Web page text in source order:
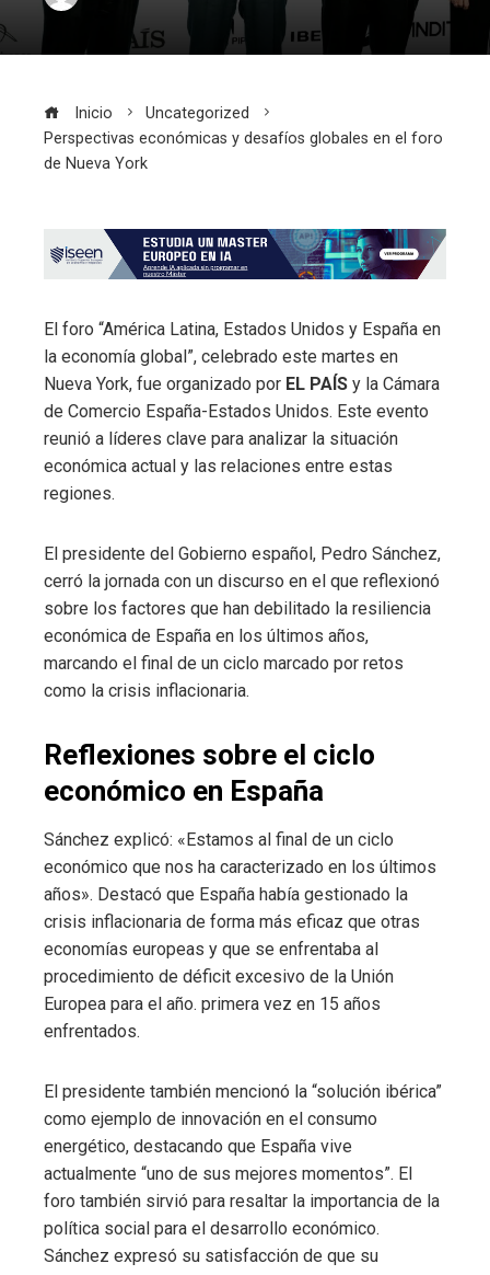
Inicio
Uncategorized
Perspectivas económicas y desafíos globales en el foro
de Nueva York
El foro “América Latina, Estados Unidos y España en
la economía global”, celebrado este martes en
Nueva York, fue organizado por EL PAÍS y la Cámara
de Comercio España-Estados Unidos. Este evento
reunió a líderes clave para analizar la situación
económica actual y las relaciones entre estas
regiones.
El presidente del Gobierno español, Pedro Sánchez,
cerró la jornada con un discurso en el que reflexionó
sobre los factores que han debilitado la resiliencia
económica de España en los últimos años,
marcando el final de un ciclo marcado por retos
como la crisis inflacionaria.
Reflexiones sobre el ciclo
económico en España
Sánchez explicó: «Estamos al final de un ciclo
económico que nos ha caracterizado en los últimos
años». Destacó que España había gestionado la
crisis inflacionaria de forma más eficaz que otras
economías europeas y que se enfrentaba al
procedimiento de déficit excesivo de la Unión
Europea para el año. primera vez en 15 años
enfrentados.
El presidente también mencionó la “solución ibérica”
como ejemplo de innovación en el consumo
energético, destacando que España vive
actualmente “uno de sus mejores momentos”. El
foro también sirvió para resaltar la importancia de la
política social para el desarrollo económico.
Sánchez expresó su satisfacción de que su